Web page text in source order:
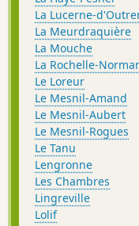
La Lucerne-
La Meurdraquière
La Mouche
La Rochelle-
Le Loreur
Le Mesnil-Amand
Le Mesnil-Aubert
Le Mesnil-Rogues
Le Tanu
Lengronne
Les Chambres
Lingreville
Lolif